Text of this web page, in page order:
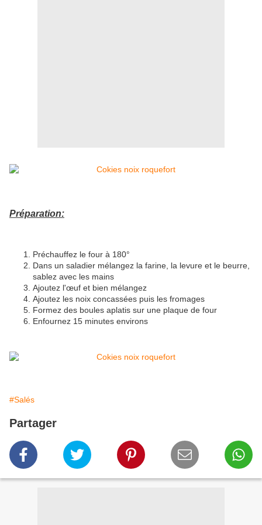
Préparation:
Préchauffez le four à 180°
Dans un saladier mélangez la farine, la levure et le beurre,
sablez avec les mains
Ajoutez l'œuf et bien mélangez
Ajoutez les noix concassées puis les fromages
Formez des boules aplatis sur une plaque de four
Enfournez 15 minutes environs
#Salés
Partager